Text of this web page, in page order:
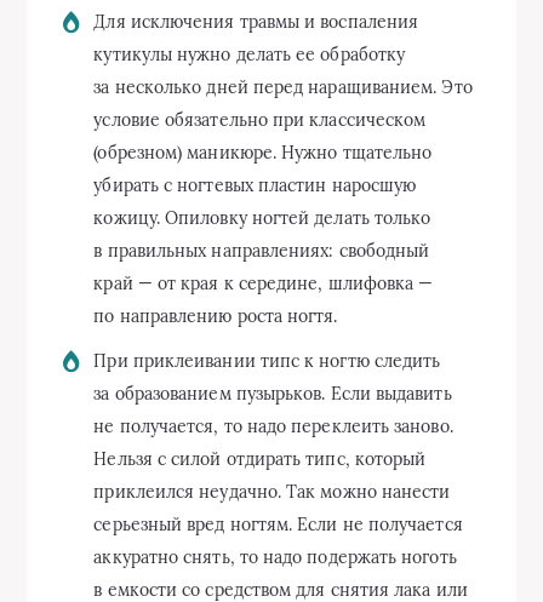
Для исключения травмы и воспаления
кутикулы нужно делать ее обработку
за несколько дней перед наращиванием. Это
условие обязательно при классическом
(обрезном) маникюре. Нужно тщательно
убирать с ногтевых пластин наросшую
кожицу. Опиловку ногтей делать только
в правильных направлениях: свободный
край — от края к середине, шлифовка —
по направлению роста ногтя.
При приклеивании типс к ногтю следить
за образованием пузырьков. Если выдавить
не получается, то надо переклеить заново.
Нельзя с силой отдирать типс, который
приклеился неудачно. Так можно нанести
серьезный вред ногтям. Если не получается
аккуратно снять, то надо подержать ноготь
в емкости со средством для снятия лака или